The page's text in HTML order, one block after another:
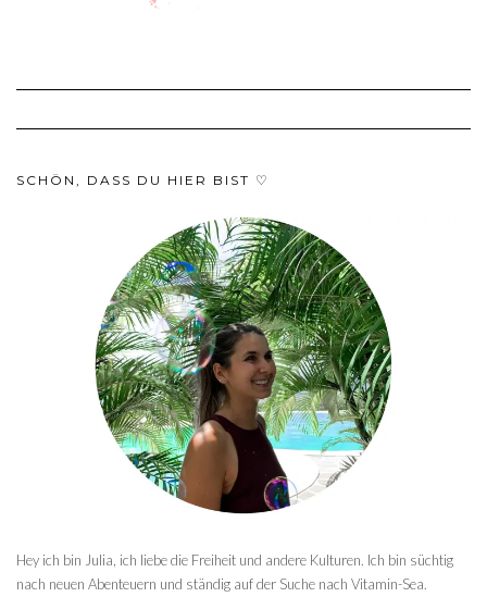
SCHÖN, DASS DU HIER BIST ♡
Hey ich bin Julia, ich liebe die Freiheit und andere Kulturen. Ich bin süchtig
nach neuen Abenteuern und ständig auf der Suche nach Vitamin-Sea.